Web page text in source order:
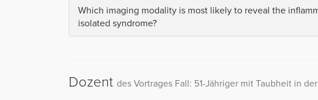
Which imaging modality is most likely to reveal the
isolated syndrome?
Dozent des Vortrages Fall: 51-Jähriger mit Taubheit in